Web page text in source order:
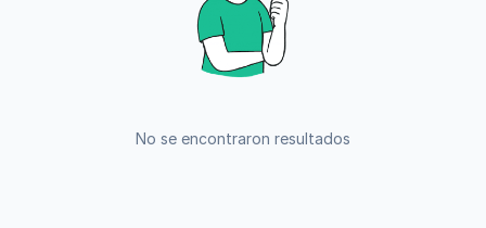
No se encontraron resultados